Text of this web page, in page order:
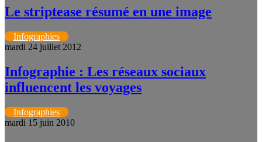
Le striptease résumé en une image
Infographies
mardi 24 juillet 2012
Infographie : Les réseaux sociaux
influencent les voyages
Infographies
mardi 15 juin 2010